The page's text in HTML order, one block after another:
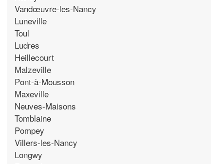
Vandœuvre-les-Nancy
Luneville
Toul
Ludres
Heillecourt
Malzeville
Pont-à-Mousson
Maxeville
Neuves-Maisons
Tomblaine
Pompey
Villers-les-Nancy
Longwy